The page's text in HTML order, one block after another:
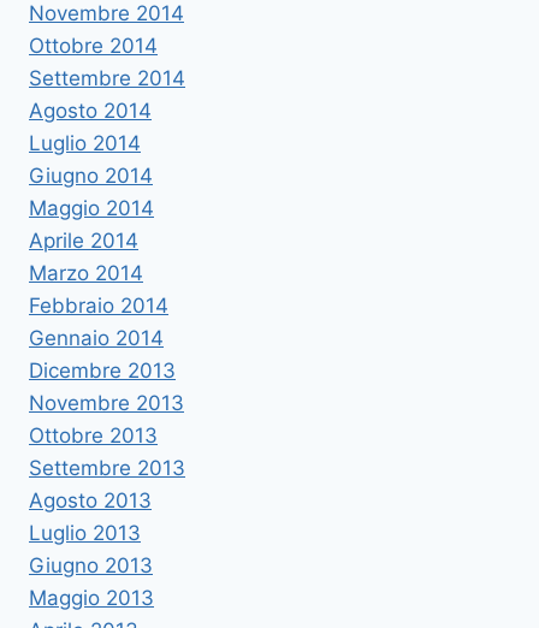
Novembre 2014
Ottobre 2014
Settembre 2014
Agosto 2014
Luglio 2014
Giugno 2014
Maggio 2014
Aprile 2014
Marzo 2014
Febbraio 2014
Gennaio 2014
Dicembre 2013
Novembre 2013
Ottobre 2013
Settembre 2013
Agosto 2013
Luglio 2013
Giugno 2013
Maggio 2013